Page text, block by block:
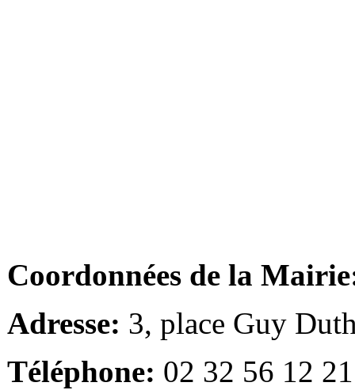
Coordonnées de la
Adresse: 3, place Guy
Téléphone: 02 32 56 12 21